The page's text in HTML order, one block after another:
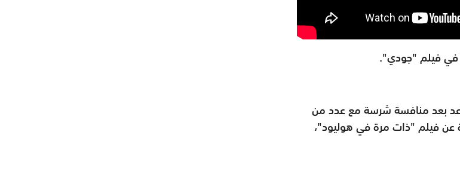
في فيلم "جودي".
بعد منافسة شرسة مع عدد من
عن فيلم "ذات مرة في هوليود"،